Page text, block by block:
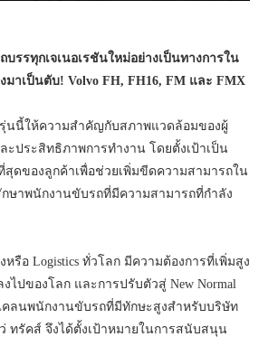
รรทุกเจเนอเรชันใหม่อย่างเป็นทางการใน
มาเป็นตับ! Volvo FH, FH16, FM และ FMX
นนี้ให้ความสำคัญกับสภาพแวดล้อมของผู้
ประสิทธิภาพการทำงาน โดยตั้งเป้าเป็น
ดของลูกค้าเพื่อช่วยเพิ่มขีดความสามารถใน
ษาพนักงานขับรถที่มีความสามารถที่กำลัง
รือ Logistics ทั่วโลก มีความต้องการที่เพิ่มสูง
ไปของโลก และการปรับตัวสู่ New Normal
ลนพนักงานขับรถที่มีทักษะสูงสำหรับบริษัท
ทรัคส์ จึงได้ตั้งเป้าหมายในการสนับสนุน